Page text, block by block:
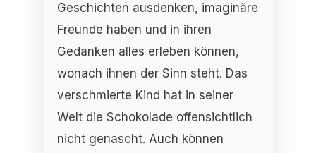
Geschichten ausdenken, imaginäre
Freunde haben und in ihren
Gedanken alles erleben können,
wonach ihnen der Sinn steht. Das
verschmierte Kind hat in seiner
Welt die Schokolade offensichtlich
nicht genascht. Auch können